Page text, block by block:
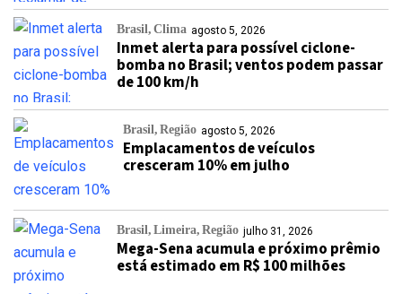
Brasil Clima agosto 5, 2026
Inmet alerta para possível ciclone-
bomba no Brasil; ventos podem passar
de 100 km/h
Brasil Região agosto 5, 2026
Emplacamentos de veículos
cresceram 10% em julho
Brasil Limeira Região julho 31, 2026
Mega-Sena acumula e próximo prêmio
está estimado em R$ 100 milhões